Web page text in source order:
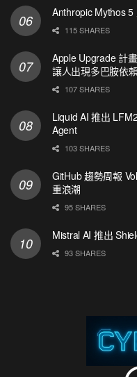
Anthropic Mythos
115 SHARES
Apple Upgrade 計
讓人出現多巴胺依賴
107 SHARES
Liquid AI 推出
Agent
103 SHARES
GitHub 趨勢周報
重浪潮
95 SHARES
Mistral AI 推出
93 SHARES